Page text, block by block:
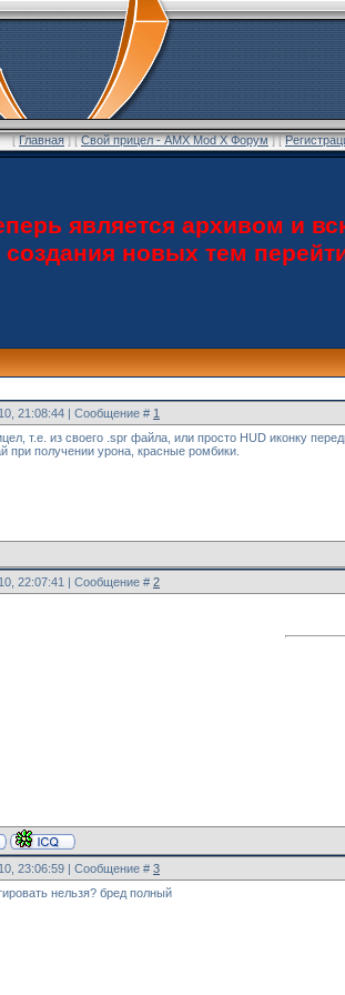
[Главная] [Свой прицел - AMX Mod X Форум] [
является архивом и
новых тем
21:08:44 | Сообщение # 1
т.е. из своего .spr файла, или просто HUD иконку
при получении урона, красные ромбики.
22:07:41 | Сообщение # 2
23:06:59 | Сообщение # 3
нельзя? бред полный